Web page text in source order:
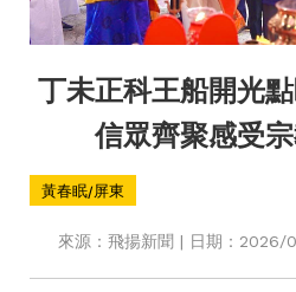
丁未正科王船開光
信眾齊聚感受
黃春眠/屏東
來源：飛揚新聞 | 日期：